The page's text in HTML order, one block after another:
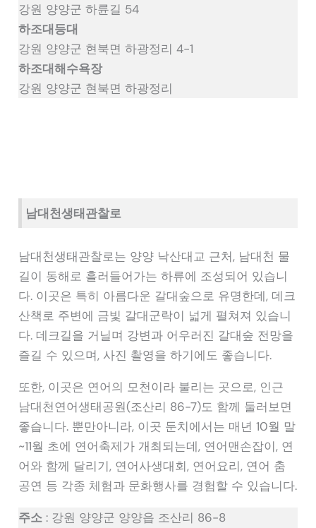
강원 양양군 하륜길 54
하조대등대
강원 양양군 현북면 하광정리 4-1
하조대해수욕장
강원 양양군 현북면 하광정리
남대천생태관찰로
남대천생태관찰로는 양양 낙산대교 근처, 남대천 물
길이 동해로 흘러들어가는 하류에 조성되어 있습니
다. 이곳은 특히 아름다운 갈대숲으로 유명한데, 데크
산책로 주변에 금빛 갈대군락이 넓게 펼쳐져 있습니
다. 데크길을 거닐며 강변과 어우러진 갈대숲 전망을
즐길 수 있으며, 사진 촬영을 하기에도 좋습니다.
또한, 이곳은 연어의 모천이라 불리는 곳으로, 인근
남대천연어생태공원(조산리 86-7)도 함께 둘러보면
좋습니다. 뿐만아니라, 이곳 둔치에서는 매년 10월 말
~11월 초에 연어축제가 개최되는데, 연어맨손잡이, 연
어와 함께 달리기, 연어사생대회, 연어요리, 연어 춤
공연 등 각종 체험과 문화행사를 경험할 수 있습니다.
주소 : 강원 양양군 양양읍 조산리 86-8